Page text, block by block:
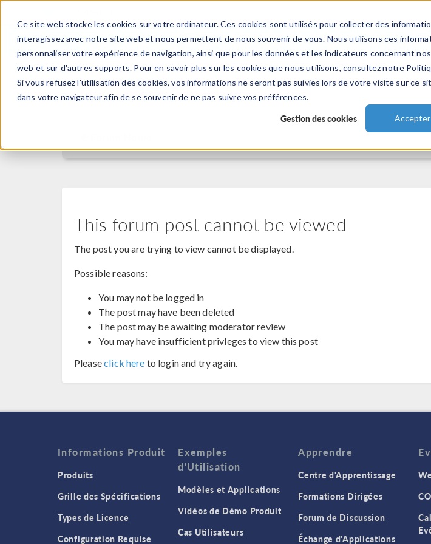
Ce site web stocke les cookies sur votre ordinateur. Ces cookies sont utilisés pour collecter des
interagissez avec notre site web et nous permettent de nous souvenir de vous. Nous utilisons ces
personnaliser votre expérience de navigation, ainsi que pour les données et les indicateurs concernant
web et sur d'autres supports. Pour en savoir plus sur les cookies que nous utilisons, consultez notre
Si vous refusez l'utilisation des cookies, vos informations ne seront pas suivies lors de votre visite sur ce
dans votre navigateur afin de se souvenir de ne pas suivre vos préférences.
Gestion des cookies Accepter
PRODUITS INDUSTRIES
Discussion Forum
This forum post cannot be viewed
The post you are trying to view cannot be displayed.
Possible reasons:
You may not be logged in
The post may have been deleted
The post may be awaiting moderator review
You may have insufficient privleges to view this post
Pleaseclick here to login and try again.
Informations Produit
Produits
Grille des Spécifications
Types de Licence
Configuration Requise
Exemples
d'Utilisation
Modèles et Applications
Vidéos de Démo Produit
Cas Utilisateurs
Apprendre
Centre d'Apprentissage
Formations Dirigées
Forum de Discussion
Échange d'Applications